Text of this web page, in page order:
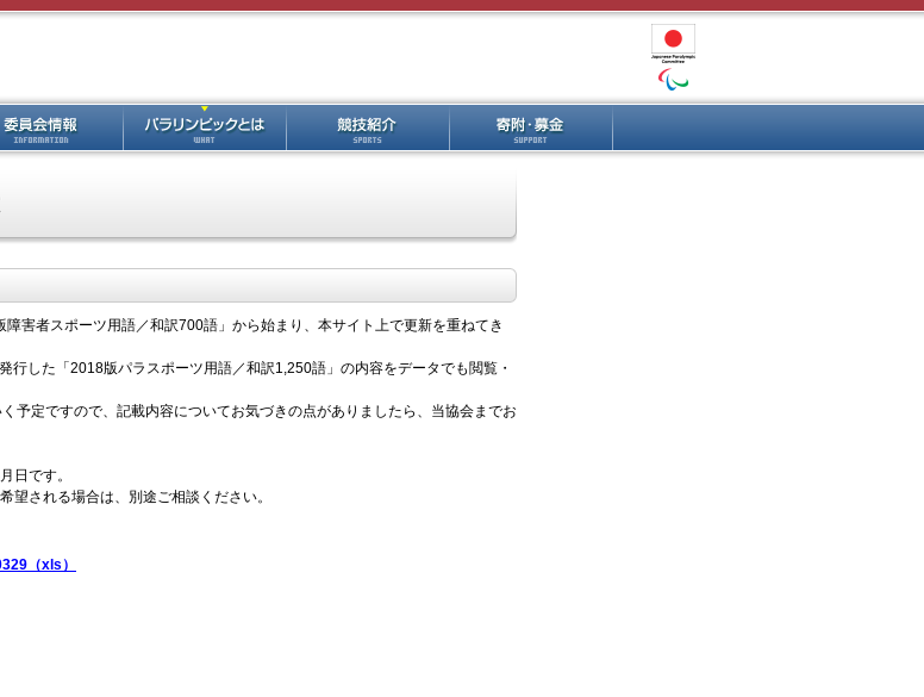
害者スポーツ用語／和訳700語」から始まり、本サイト上で更新を重ねてき
行した「2018版パラスポーツ用語／和訳1,250語」の内容をデータでも閲覧・
予定ですので、記載内容についてお気づきの点がありましたら、当協会までお
日です。
される場合は、別途ご相談ください。
（xls）